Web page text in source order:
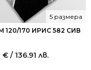
120/170 ИРИС 582 СИВ
5 размера
€ / 136.91 лв.